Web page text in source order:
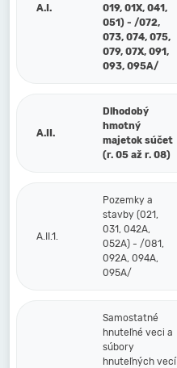
A.I.
019, 01X, 041,
051) - /072,
073, 074, 075,
079, 07X, 091,
093, 095A/
A.II.
Dlhodobý
hmotný
majetok súčet
(r. 05 až r. 08)
A.II.1.
Pozemky a
stavby (021,
031, 042A,
052A) - /081,
092A, 094A,
095A/
Samostatné
hnuteľné veci a
súbory
hnuteľných vecí